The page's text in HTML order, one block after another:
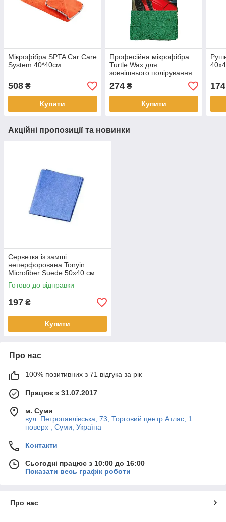
Мікрофібра SPTA Car Care
System 40*40см
508 ₴
Купити
Професійна мікрофібра
Turtle Wax для
зовнішнього полірування
авто
274₴
Купити
174
Акційні пропозиції та новинки
Серветка із замші
неперфорована Tonyin
Microfiber Suede 50x40 см
Готово до відправки
197 ₴
Купити
Про нас
100% позитивних з 71 відгука за рік
Працює з 31.07.2017
м. Суми
вул. Петропавлівська, 73, Торговий центр Атлас, 1
поверх , Суми, Україна
Контакти
Сьогодні працює з 10:00 до 16:00
Показати весь графік роботи
Про нас